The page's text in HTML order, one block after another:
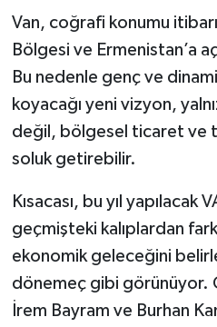
Van, coğrafi konumu
Bölgesi ve Ermenistan’a
Bu nedenle genç ve
koyacağı yeni vizyon,
değil, bölgesel ticaret ve
soluk getirebilir.
Kısacası, bu yıl yapılacak
geçmişteki kalıplardan
ekonomik geleceğini
dönemeç gibi görünüyor.
İrem Bayram ve Burhan